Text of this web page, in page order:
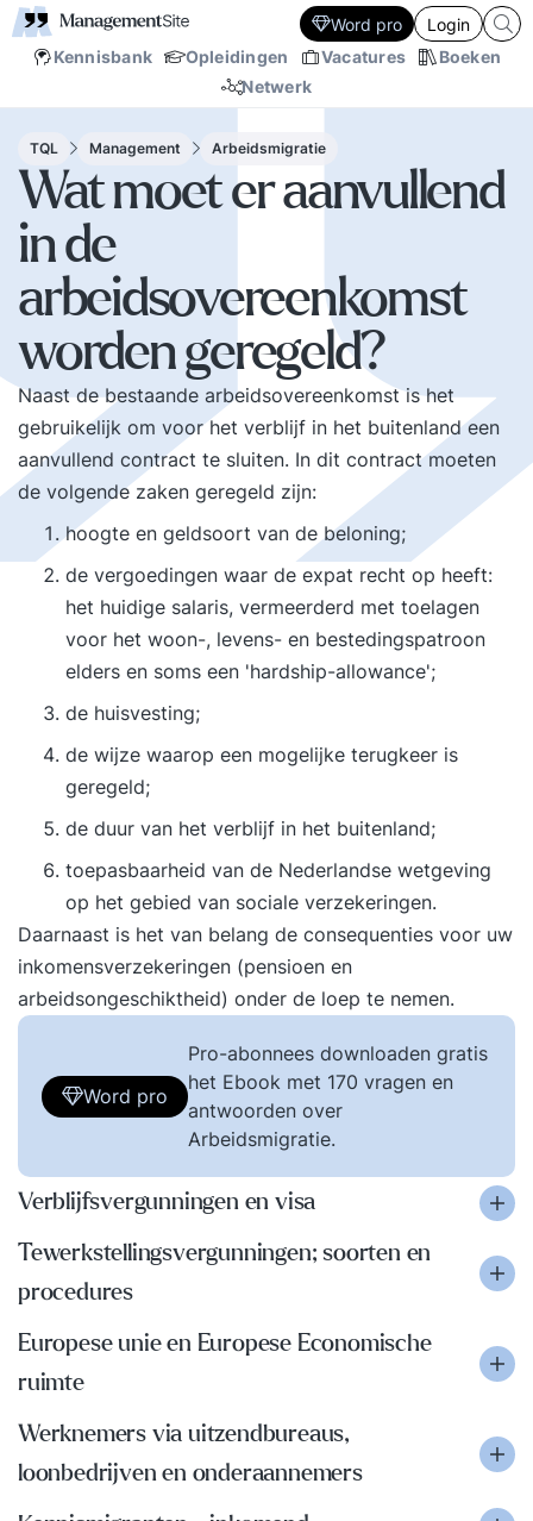
Kennisbank Opleidingen Vacatures
Boeken
Netwerk
Word pro Login
TQL Management Arbeidsmigratie
Wat moet er aanvullend
in de
arbeidsovereenkomst
worden geregeld?
Naast de bestaande arbeidsovereenkomst is het
gebruikelijk om voor het verblijf in het buitenland een
aanvullend contract te sluiten. In dit contract moeten
de volgende zaken geregeld zijn:
hoogte en geldsoort van de beloning;
de vergoedingen waar de expat recht op heeft:
het huidige salaris, vermeerderd met toelagen
voor het woon-, levens- en bestedingspatroon
elders en soms een 'hardship-allowance';
de huisvesting;
de wijze waarop een mogelijke terugkeer is
geregeld;
de duur van het verblijf in het buitenland;
toepasbaarheid van de Nederlandse wetgeving
op het gebied van sociale verzekeringen.
Daarnaast is het van belang de consequenties voor uw
inkomensverzekeringen (pensioen en
arbeidsongeschiktheid) onder de loep te nemen.
Word pro
Pro-abonnees downloaden gratis
het Ebook met 170 vragen en
antwoorden over
Arbeidsmigratie.
Verblijfsvergunningen en visa
Tewerkstellingsvergunningen; soorten en
procedures
Europese unie en Europese Economische
ruimte
Werknemers via uitzendbureaus,
loonbedrijven en onderaannemers